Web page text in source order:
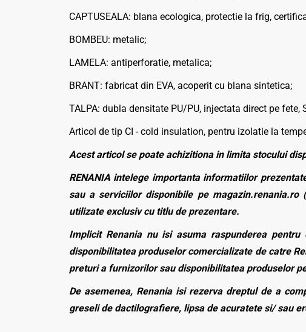
CAPTUSEALA: blana ecologica, protectie la frig,
BOMBEU: metalic;
LAMELA: antiperforatie, metalica;
BRANT: fabricat din EVA, acoperit cu blana sintetica;
TALPA: dubla densitate PU/PU, injectata direct pe fete,
Articol de tip CI - cold insulation, pentru izolatie la
Acest articol se poate achizitiona in limita stocului
RENANIA intelege importanta informatiilor
sau a serviciilor disponibile pe
utilizate exclusiv cu titlu de prezentare.
Implicit Renania nu isi asuma raspunderea
disponibilitatea produselor comercializate de catre
preturi a furnizorilor sau disponibilitatea produselor
De asemenea, Renania isi rezerva dreptul de a
greseli de dactilografiere, lipsa de acuratete si/ sau